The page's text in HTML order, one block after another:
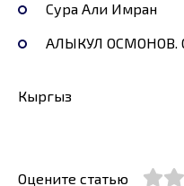
Сура Али Имран
АЛЫКУЛ ОСМОНОВ.
Кыргыз
Оцените статью